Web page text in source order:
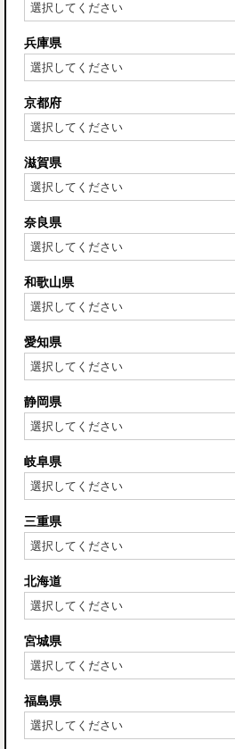
兵庫県
京都府
滋賀県
奈良県
和歌山県
愛知県
静岡県
岐阜県
三重県
北海道
宮城県
福島県